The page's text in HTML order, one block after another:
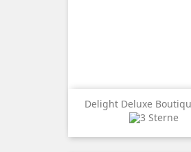
Delight Deluxe